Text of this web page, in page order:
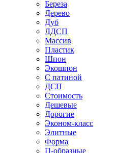
Береза
Дерево
Дуб
ЛДСП
Массив
Пластик
Шпон
Экошпон
С патиной
ДСП
Стоимость
Дешевые
Дорогие
Эконом-класс
Элитные
Форма
П-образные